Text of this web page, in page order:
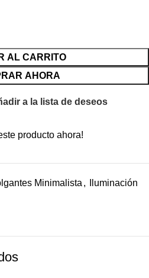
AL CARRITO
AHORA
a la lista de deseos
producto ahora!
Minimalista , Iluminación